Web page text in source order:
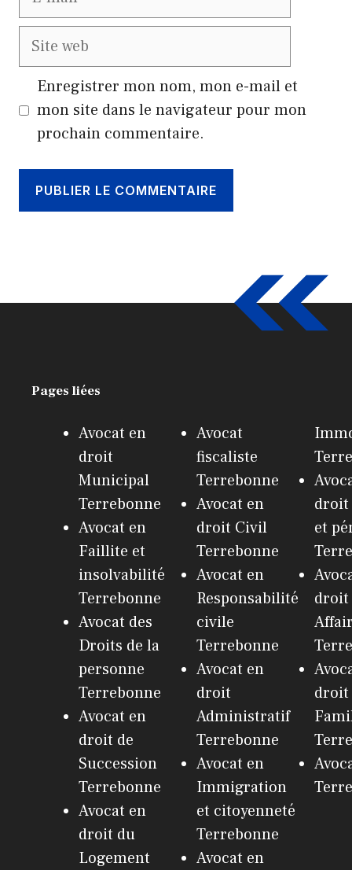
mail
Site
web
Enregistrer mon nom, mon e-mail et
mon site dans le navigateur pour mon
prochain commentaire.
Pages liées
Avocat en
droit
Municipal
Terrebonne
Avocat en
Faillite et
insolvabilité
Terrebonne
Avocat des
Droits de la
personne
Terrebonne
Avocat en
droit de
Succession
Terrebonne
Avocat en
droit du
Logement
Avocat
fiscaliste
Terrebonne
Avocat en
droit Civil
Terrebonne
Avocat en
Responsabilité
civile
Terrebonne
Avocat en
droit
Administratif
Terrebonne
Avocat en
Immigration
et citoyenneté
Terrebonne
Avocat en
et
droit
droit